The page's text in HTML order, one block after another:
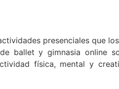
presenciales que
ballet y gimnasia online
física, mental y